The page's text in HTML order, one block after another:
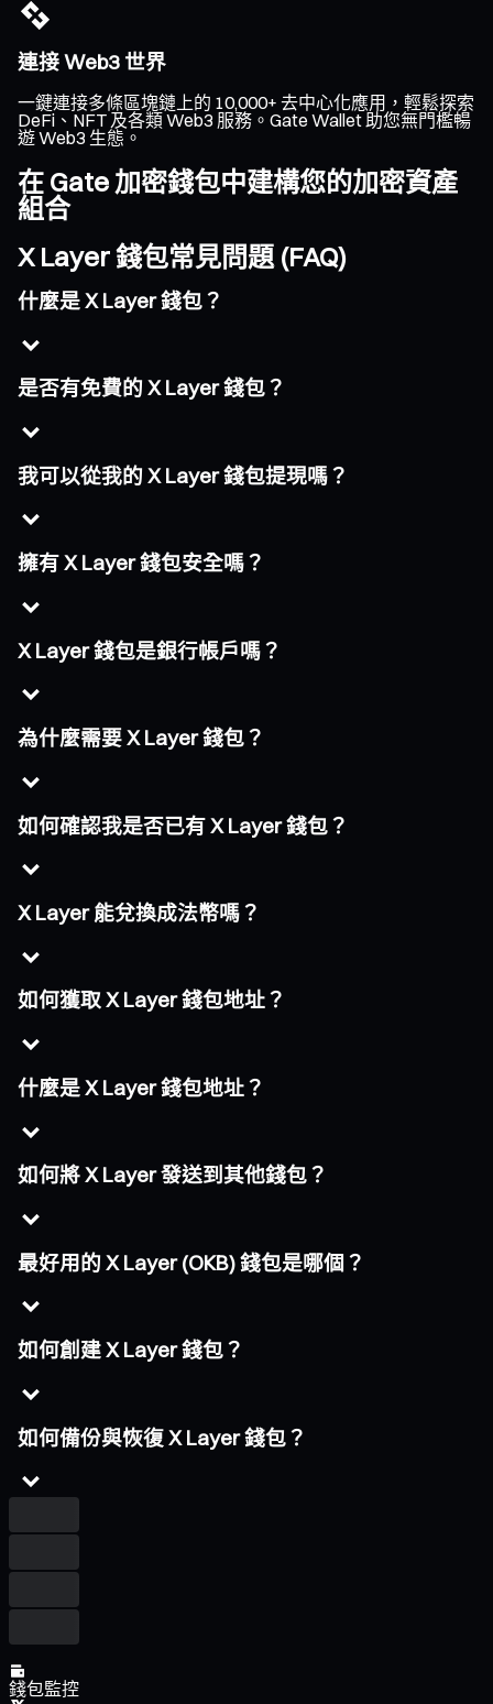
連接 Web3 世界
一鍵連接多條區塊鏈上的 10,000+ 去中心化應用，輕鬆探索
DeFi、NFT 及各類 Web3 服務。Gate Wallet 助您無門檻暢
遊 Web3 生態。
在 Gate 加密錢包中建構您的加密資產
組合
X Layer 錢包常見問題 (FAQ)
什麼是 X Layer 錢包？
是否有免費的 X Layer 錢包？
我可以從我的 X Layer 錢包提現嗎？
擁有 X Layer 錢包安全嗎？
X Layer 錢包是銀行帳戶嗎？
為什麼需要 X Layer 錢包？
如何確認我是否已有 X Layer 錢包？
X Layer 能兌換成法幣嗎？
如何獲取 X Layer 錢包地址？
什麼是 X Layer 錢包地址？
如何將 X Layer 發送到其他錢包？
最好用的 X Layer (OKB) 錢包是哪個？
如何創建 X Layer 錢包？
如何備份與恢復 X Layer 錢包？
錢包監控